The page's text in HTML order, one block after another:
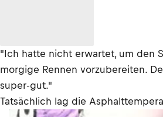
"Ich hatte nicht erwartet, um den
morgige Rennen vorzubereiten.
super-gut."
Tatsächlich lag die